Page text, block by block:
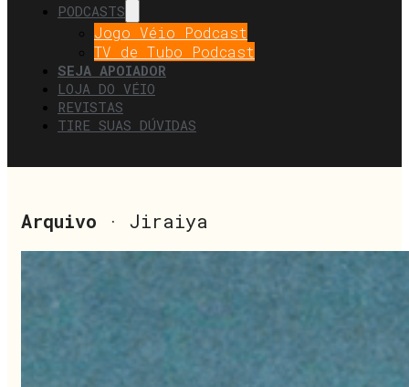
PODCASTS
Jogo Véio Podcast
TV de Tubo Podcast
SEJA APOIADOR
LOJA DO VÉIO
REVISTAS
TIRE SUAS DÚVIDAS
Arquivo · Jiraiya